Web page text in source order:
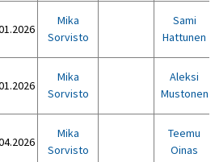
Mika
Sorvisto
Sami
Hattunen
Mika
Sorvisto
Aleksi
Mustonen
Mika
Sorvisto
Teemu
Oinas